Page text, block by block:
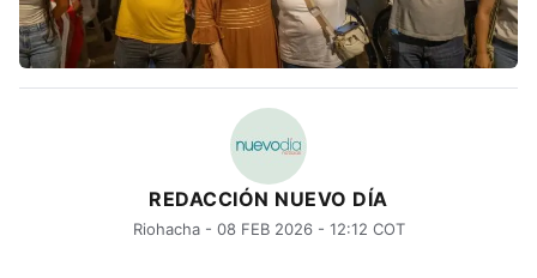
REDACCIÓN NUEVO DÍA
Riohacha - 08 FEB 2026 - 12:12 COT